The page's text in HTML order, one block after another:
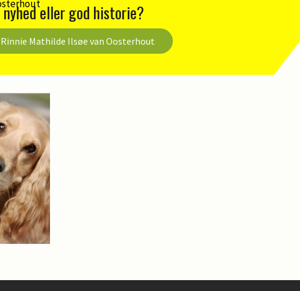
eller god historie?
Mathilde Ilsøe van Oosterhout